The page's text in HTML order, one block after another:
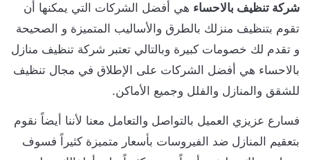
شركة تنظيف بالاحساء هي أفضل الشركات التي يمكنها أن
تقوم بتنظيف منزلك بالطرق والأساليب المتميزة و الصحيحة
و تقدم لك خصومات كبيرة وبالتالي تعتبر شركة تنظيف منازل
بالاحساء هي أفضل الشركات على الإطلاق في مجال تنظيف
للشقق والمنازل والفلل وجميع الأماكن.
فسارع عزيزي العميل بالتواصل والتعامل معنا لأننا أيضاً نقوم
بتعقيم المنازل ضد الفيروسات بأسعار متميزة كثيراً فسوف